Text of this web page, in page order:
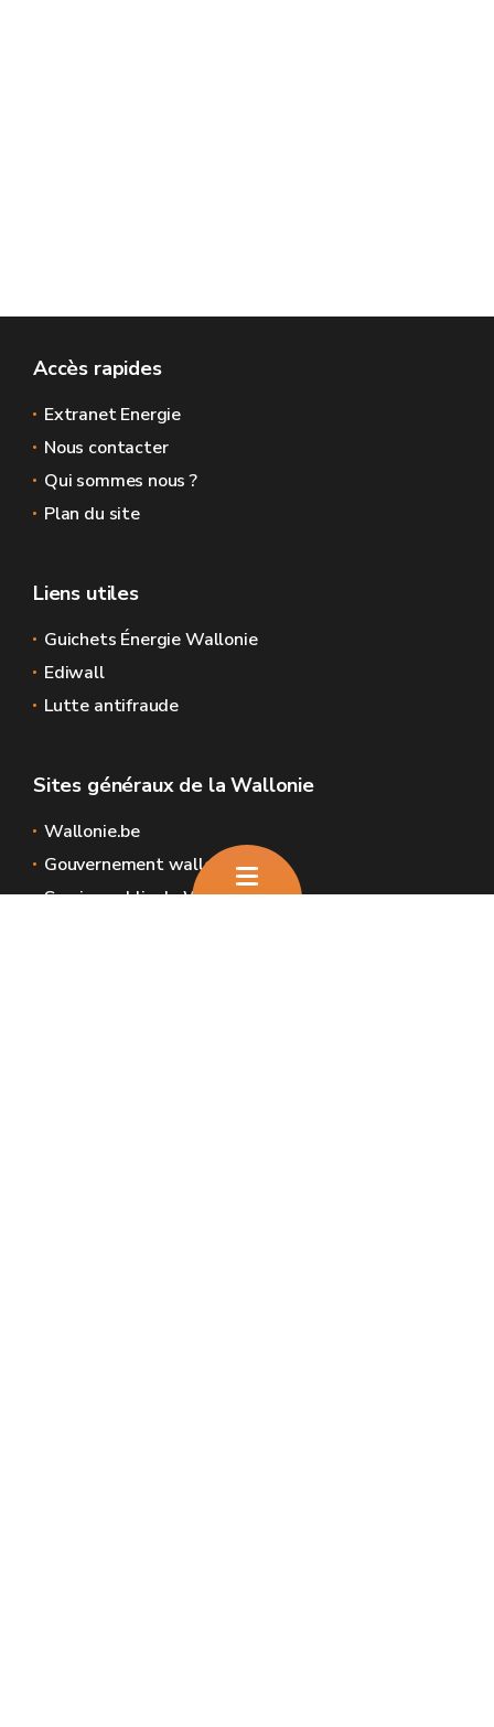
Accès rapides
Extranet Energie
Nous contacter
Qui sommes nous ?
Plan du site
Liens utiles
Guichets Énergie Wallonie
Ediwall
Lutte antifraude
Sites généraux de la Wallonie
Wallonie.be
Gouvernement wallon
Service public de Wallonie